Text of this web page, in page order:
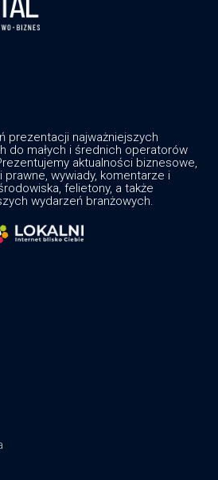
prezentacji najważniejszych
do małych i średnich operatorów
aktualności biznesowe,
wywiady, komentarze i
felietony, a także
wydarzeń branżowych.